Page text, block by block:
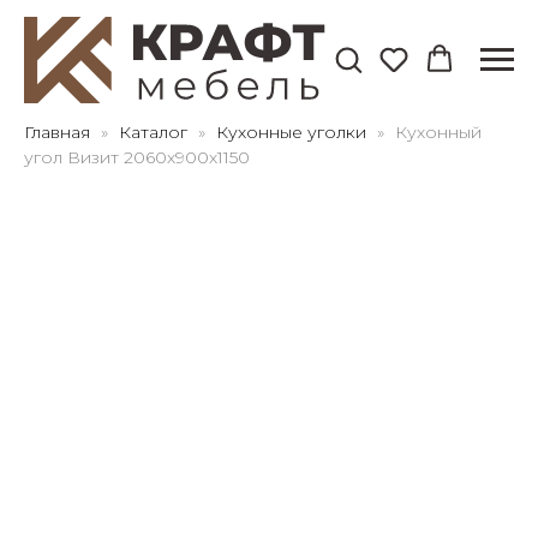
Главная Каталог Кухонные уголки
Кухонный
угол Визит 2060х900х1150